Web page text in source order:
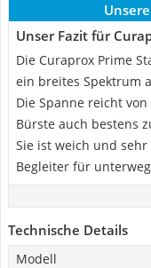
Unser Fazit für
Die Curaprox Prime
ein breites Spektrum
Die Spanne reicht
Bürste auch bestens
Sie ist weich und
Begleiter für
Technische Details
Modell